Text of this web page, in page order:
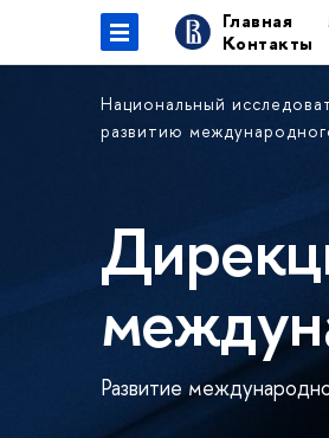
Главная
Контакты
Национальный
развитию
Развитие